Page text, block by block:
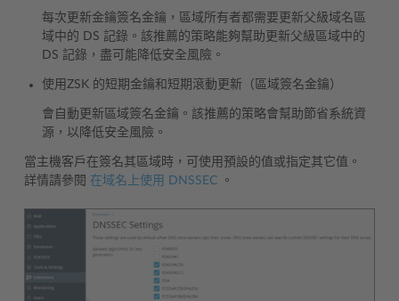
每次更新金鑰簽名金鑰，區域所有者都需要更新父級域名區
域中的 DS 記錄。該推薦的策略能夠幫助更新父級區域中的
DS 記錄，盡可能降低安全風險。
使用ZSK 的短期金鑰和短期滾動更新（區域簽名金鑰）
會自動更新區域簽名金鑰。該推薦的策略會幫助節省系統資
源，以降低安全風險。
當主機客戶在簽名其區域時，可使用預設的值或指定其它值。
詳情請參閱 在域名上使用 DNSSEC 。